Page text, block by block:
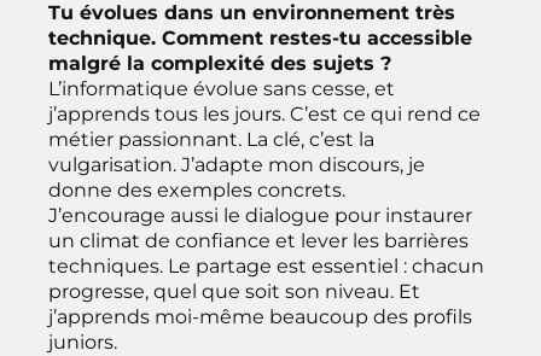
Tu évolues dans un environnement très
technique. Comment restes-tu accessible
malgré la complexité des sujets ?
L’informatique évolue sans cesse, et
j’apprends tous les jours. C’est ce qui rend ce
métier passionnant. La clé, c’est la
vulgarisation. J’adapte mon discours, je
donne des exemples concrets.
J’encourage aussi le dialogue pour instaurer
un climat de confiance et lever les barrières
techniques. Le partage est essentiel : chacun
progresse, quel que soit son niveau. Et
j’apprends moi-même beaucoup des profils
juniors.